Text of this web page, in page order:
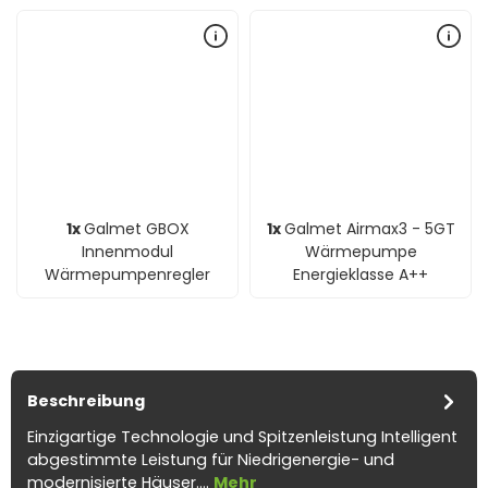
1xGalmet GBOX
Innenmodul
Wärmepumpenregler
1xGalmet Airmax3 - 5GT
Wärmepumpe
Energieklasse A++
Beschreibung
Einzigartige Technologie und Spitzenleistung Intelligent
abgestimmte Leistung für Niedrigenergie- und
modernisierte Häuser.… Mehr